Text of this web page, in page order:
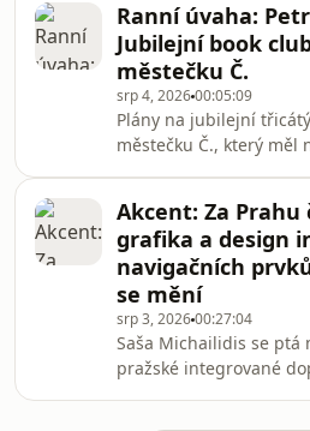
architektury a umění v
metru Petra Kučery. V
stanici metra Koloseum
obdivovat archeologické
Metro ve Stockholmu je
galerie na světě. V
snažíme uchovat
minulosti a s novou
Ranní úvaha:
Jubilejní book
městečku Č.
srp 4, 202600:05:09
Plány na jubilejní
městečku Č., který měl
a Jana Konečná,
knižních schůzek,
moderátorky a
české prózy, toužily své
„dokonale překvapit“.
Akcent: Za Prahu
grafika a design
navigačních
se mění
srp 3, 202600:27:04
Saša Michailidis se ptá
pražské integrované